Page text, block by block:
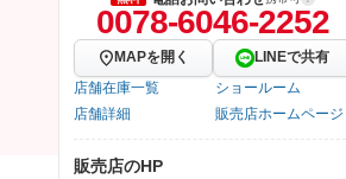
0078-6046-2252
MAPを開く
LINEで共有
店舗在庫一覧
ショールーム
店舗詳細
販売店ホームページ
販売店のHP